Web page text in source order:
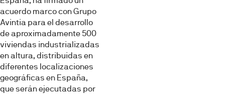
acuerdo marco con Grupo
Avintia para el desarrollo
de aproximadamente 500
viviendas industrializadas
en altura, distribuidas en
diferentes localizaciones
geográficas en España,
que serán ejecutadas por